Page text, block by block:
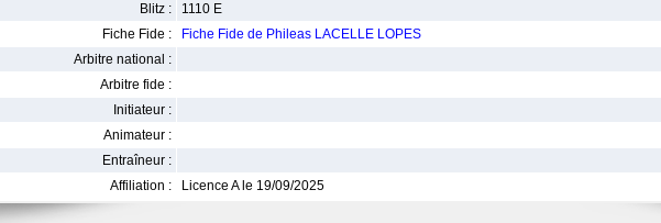
Blitz :
1110 E
Fiche Fide :
Fiche Fide de Phileas LACELLE LOPES
Arbitre national :
Arbitre fide :
Initiateur :
Animateur :
Entraîneur :
Affiliation :
Licence A le 19/09/2025